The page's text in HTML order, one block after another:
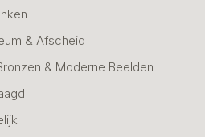
& Afscheid
& Moderne Beelden